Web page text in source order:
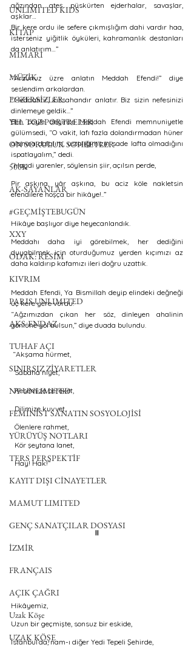
UNLIMITED KIDS
KİTAP
MİMARİ
MÜZİK
EGZERSİZLER
YEL TOZ PORTRELER
ON SORULUK SOHBETLER
500K
AK-SAYANLAR
#GEÇMİŞTEBUGÜN
XXY
ODAK: RESİM
KIVRIM
PARIS UNLIMITED
AKS-ENDAZ
TUHAF AÇI
SINIRSIZ ZİYARETLER
NY UNLIMITED
FEMİNİST SANATIN SOSYOLOJİSİ
YÜRÜYÜŞ NOTLARI
TERS PERSPEKTİF
KAYIT DIŞI CİNAYETLER
MAMUT LIMITED
GENÇ SANATÇILAR DOSYASI
İZMİR
FRANÇAIS
AÇIK ÇAĞRI
Uzak Köşe
UZAK KÖŞE
ağzından ateş püskürten ejderhalar, savaşlar,
aşklar…
Bir kere ordu ile sefere çıkmışlığım dahi vardır haa,
isterseniz yiğitlik öyküleri, kahramanlık destanları
da anlatırım…”
“Arzunuz üzre anlatın Meddah Efendi!” diye
seslendim arkalardan.
“Meddahtır, kıssahandır anlatır. Biz sizin nefesinizi
dinlemeye geldik...”
Ben böyle deyince Meddah Efendi memnuniyetle
gülümsedi, “O vakit, lafı fazla dolandırmadan hüner
alanına dalalım, ustalığımızın sade lafta olmadığını
ispatlayalım,” dedi.
“Haydi yarenler, söylensin şiir, açılsın perde,
Pir aşkına, yâr aşkına, bu aciz köle nakletsin
efendilere hoşça bir hikâye!..”
Hikâye başlıyor diye heyecanlandık.
Meddahı daha iyi görebilmek, her dediğini
duyabilmek için oturduğumuz yerden kıçımızı az
daha kaldırıp kafamızı ileri doğru uzattık.
Meddah Efendi, Ya Bismillah deyip elindeki değneği
üç kere yere vurdu.
“Ağzımızdan çıkan her söz, dinleyen ahalinin
gönlüne yol bulsun,” diye duada bulundu.
“Akşama hürmet,
  Sabaha niyet,
  Kesemize bereket,
  Dilimize kuvvet,
  Ölenlere rahmet,
  Kör şeytana lanet,
  Hay! Hak!”
II
Hikâyemiz,
Uzun bir geçmişte, sonsuz bir eskide,
İstanbul’da, nam-ı diğer Yedi Tepeli Şehirde,